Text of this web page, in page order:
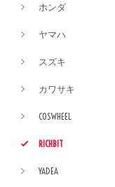
ホンダ
ヤマハ
スズキ
カワサキ
COSWHEEL
RICHBIT
YADEA